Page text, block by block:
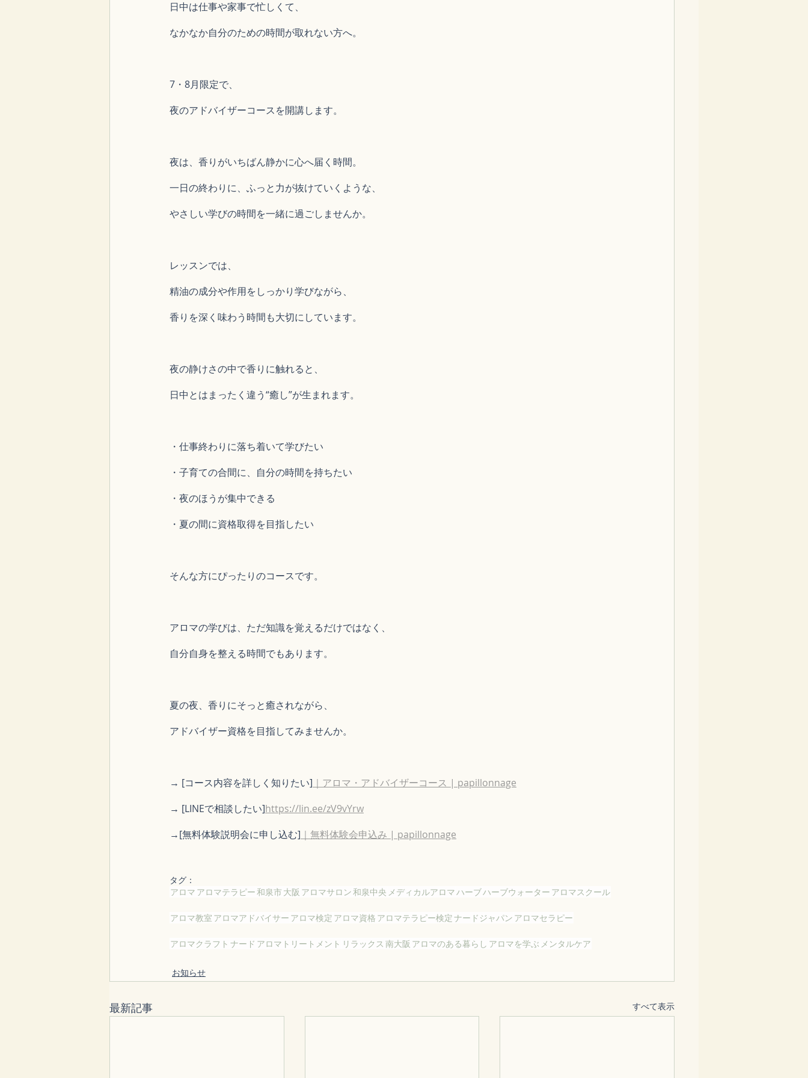
日中は仕事や家事で忙しくて、
なかなか自分のための時間が取れない方へ。
7・8月限定で、
夜のアドバイザーコースを開講します。
夜は、香りがいちばん静かに心へ届く時間。
一日の終わりに、ふっと力が抜けていくような、
やさしい学びの時間を一緒に過ごしませんか。
レッスンでは、
精油の成分や作用をしっかり学びながら、
香りを深く味わう時間も大切にしています。
夜の静けさの中で香りに触れると、
日中とはまったく違う“癒し”が生まれます。
・仕事終わりに落ち着いて学びたい
・子育ての合間に、自分の時間を持ちたい
・夜のほうが集中できる
・夏の間に資格取得を目指したい
そんな方にぴったりのコースです。
アロマの学びは、ただ知識を覚えるだけではなく、
自分自身を整える時間でもあります。
夏の夜、香りにそっと癒されながら、
アドバイザー資格を目指してみませんか。
→ [コース内容を詳しく知りたい] ｜アロマ・アドバイザーコース | papillonnage
→ [LINEで相談したい]https://lin.ee/zV9vYrw
→[無料体験説明会に申し込む] ｜無料体験会申込み | papillonnage
タグ：
アロマ アロマテラピー和泉市 大阪 アロマサロン和泉中央 メディカルアロマハーブハーブウォーター アロマスクール
アロマ教室 アロマアドバイサー アロマ検定 アロマ資格 アロマテラピー検定ナードジャパン アロマセラピー
アロマクラフト ナード アロマトリートメント リラックス 南大阪 アロマのある暮らし アロマを学ぶ メンタルケア
お知らせ
最新記事 すべて表示